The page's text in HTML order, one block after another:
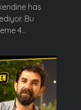
has
Bu
4...